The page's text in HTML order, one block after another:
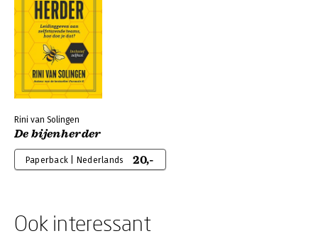
Rini van Solingen
De bijenherder
Paperback | Nederlands 20,-
Ook interessant